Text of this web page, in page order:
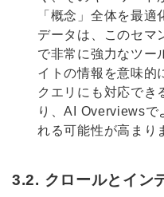
「概念」全体を最
データは、このセマ
で非常に強力なツー
イトの情報を意味的
クエリにも対応でき
り、AI Overviewsで
れる可能性が高まり
3.2. クロールとイン